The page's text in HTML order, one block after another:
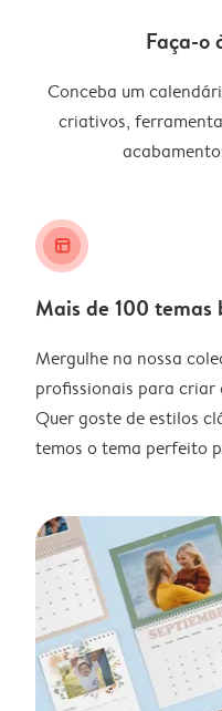
Faça-o
Conceba um
criativos,
layout_alt
Mais de 100 temas
Mergulhe na nossa
profissionais para criar
Quer goste de estilos
temos o tema perfeito